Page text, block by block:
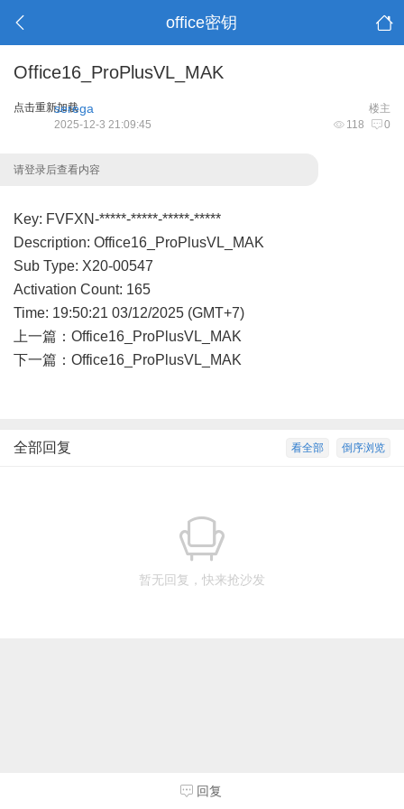
office密钥
Office16_ProPlusVL_MAK
点击重新加载 楼主
serega
118 0
2025-12-3 21:09:45
请登录后查看内容
Key: FVFXN-*****-*****-*****-*****
Description: Office16_ProPlusVL_MAK
Sub Type: X20-00547
Activation Count: 165
Time: 19:50:21 03/12/2025 (GMT+7)
上一篇： Office16_ProPlusVL_MAK
下一篇： Office16_ProPlusVL_MAK
倒序浏览
看全部
全部回复
暂无回复，快来抢沙发
回复